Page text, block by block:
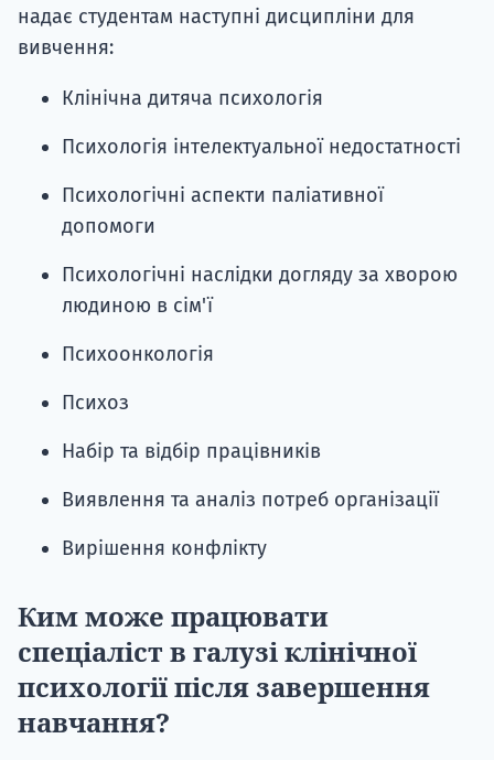
надає студентам наступні дисципліни для
вивчення:
Клінічна дитяча психологія
Психологія інтелектуальної недостатності
Психологічні аспекти паліативної
допомоги
Психологічні наслідки догляду за хворою
людиною в сім'ї
Психоонкологія
Психоз
Набір та відбір працівників
Виявлення та аналіз потреб організації
Вирішення конфлікту
Ким може працювати
спеціаліст в галузі клінічної
психології після завершення
навчання?